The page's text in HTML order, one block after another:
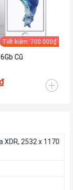
Tiết kiệm: 700.000₫
Cũ
XDR, 2532 x 1170